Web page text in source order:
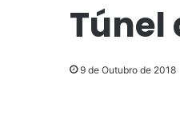
Túnel
9 de Outubro de 2018